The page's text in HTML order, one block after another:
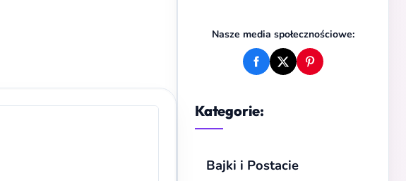
Nasze media społecznościowe:
Kategorie:
Bajki i Postacie